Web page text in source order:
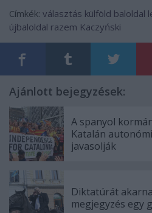
Címkék: választás külföld baloldal
újbaloldal razem Kaczyński
Ajánlott bejegyzések:
A spanyol
Katalán
javasolják
Diktatúrát
megjegyzés egy